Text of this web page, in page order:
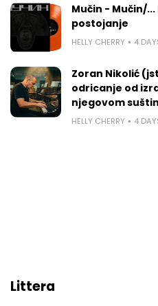
Mučin - Mučin/
postojanje
HELLY CHERRY 4
Zoran Nikolić
odricanje od
njegovom
HELLY CHERRY 4
Littera